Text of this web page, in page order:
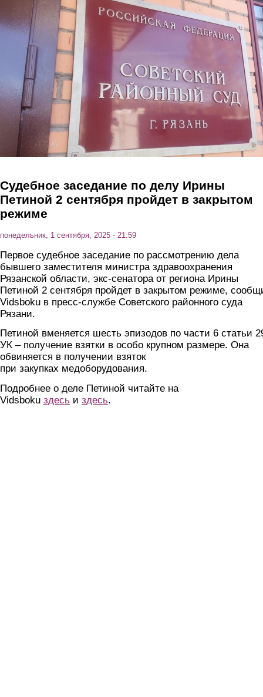
Перейти к основному содержанию
Судебное заседание по делу Ирины
Петиной 2 сентября пройдет в закрытом
режиме
понедельник, 1 сентября, 2025 - 21:59
Первое судебное заседание по рассмотрению дела
бывшего заместителя министра здравоохранения
Рязанской области, экс-сенатора от региона Ирины
Петиной 2 сентября пройдет в закрытом режиме,
Vidsboku в пресс-службе Советского районного суда
Рязани.
Петиной вменяется шесть эпизодов по части 6 статьи
УК – получение взятки в особо крупном размере. Она
обвиняется в получении взяток
при закупках медоборудования.
Подробнее о деле Петиной читайте на
Vidsboku здесь и здесь.